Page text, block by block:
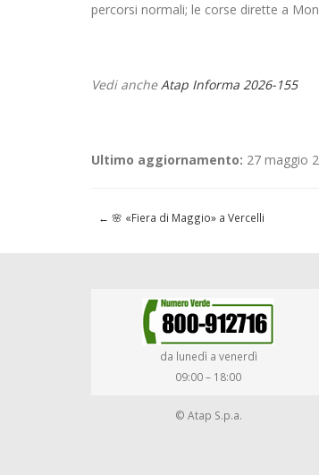
percorsi normali; le corse dirette a
Vedi ancheAtap Informa 2026-155
Ultimo aggiornamento: 27 maggio
← 🌸 «Fiera di Maggio» a Vercelli
da lunedì a venerdì
09:00 – 18:00
© Atap S.p.a.